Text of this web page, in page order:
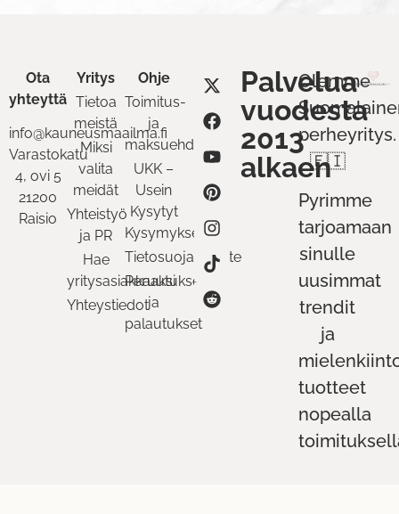
Ota
yhteyttä
info@kauneusmaailma.fi
Varastokatu
4, ovi 5
21200
Raisio
Yritys
Tietoa
meistä
Miksi
valita
meidät
Yhteistyö
ja PR
Hae
yritysasiakkaaksi
Yhteystiedot
Ohje
Toimitus-
ja
maksuehdot
UKK –
Usein
Kysytyt
Kysymykset
Tietosuojaseloste
Peruutukset
ja
palautukset
Palvelua
vuodesta
2013
alkaen
Olemme
perheyritys.
🇫🇮
Pyrimme
tarjoamaan
sinulle
uusimmat
trendit
ja
tuotteet
nopealla